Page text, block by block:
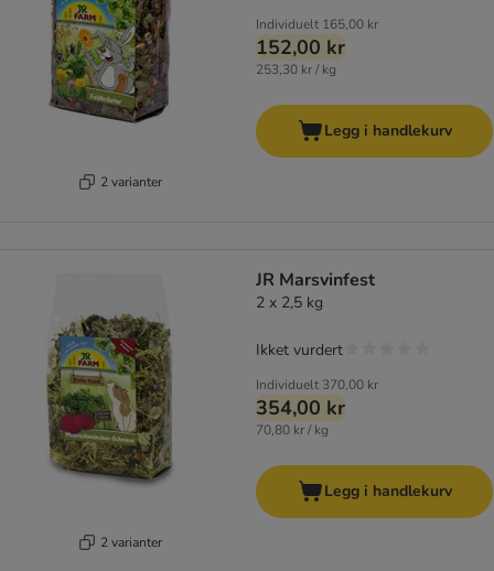
2 varianter
Individuelt 165,00 kr
152,00 kr
253,30 kr / kg
Legg i handlekurv
2 varianter
JR Marsvinfest
2 x 2,5 kg
Individuelt 370,00 kr
354,00 kr
70,80 kr / kg
Ikket vurdert
Legg i handlekurv